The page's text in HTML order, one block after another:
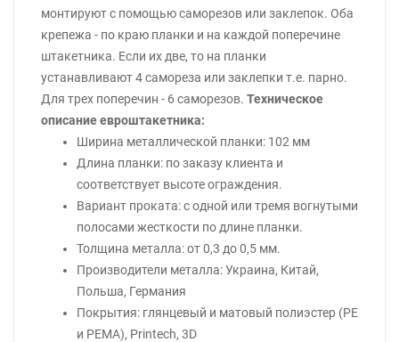
монтируют с помощью саморезов или заклепок. Оба
крепежа - по краю планки и на каждой поперечине
штакетника. Если их две, то на планки
устанавливают 4 самореза или заклепки т.е. парно.
Для трех поперечин - 6 саморезов. Техническое
описание евроштакетника:
Ширина металлической планки: 102 мм
Длина планки: по заказу клиента и
соответствует высоте ограждения.
Вариант проката: с одной или тремя вогнутыми
полосами жесткости по длине планки.
Толщина металла: от 0,3 до 0,5 мм.
Производители металла: Украина, Китай,
Польша, Германия
Покрытия: глянцевый и матовый полиэстер (РЕ
и РЕМА), Printech, 3D